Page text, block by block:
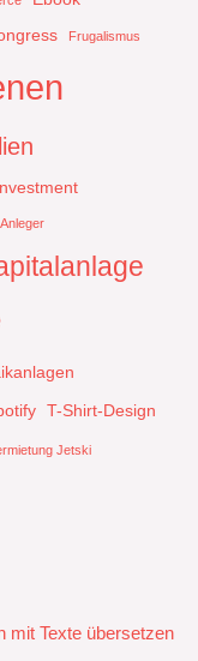
Frugalismus
T-Shirt-Design
Jetski
mit Texte übersetzen